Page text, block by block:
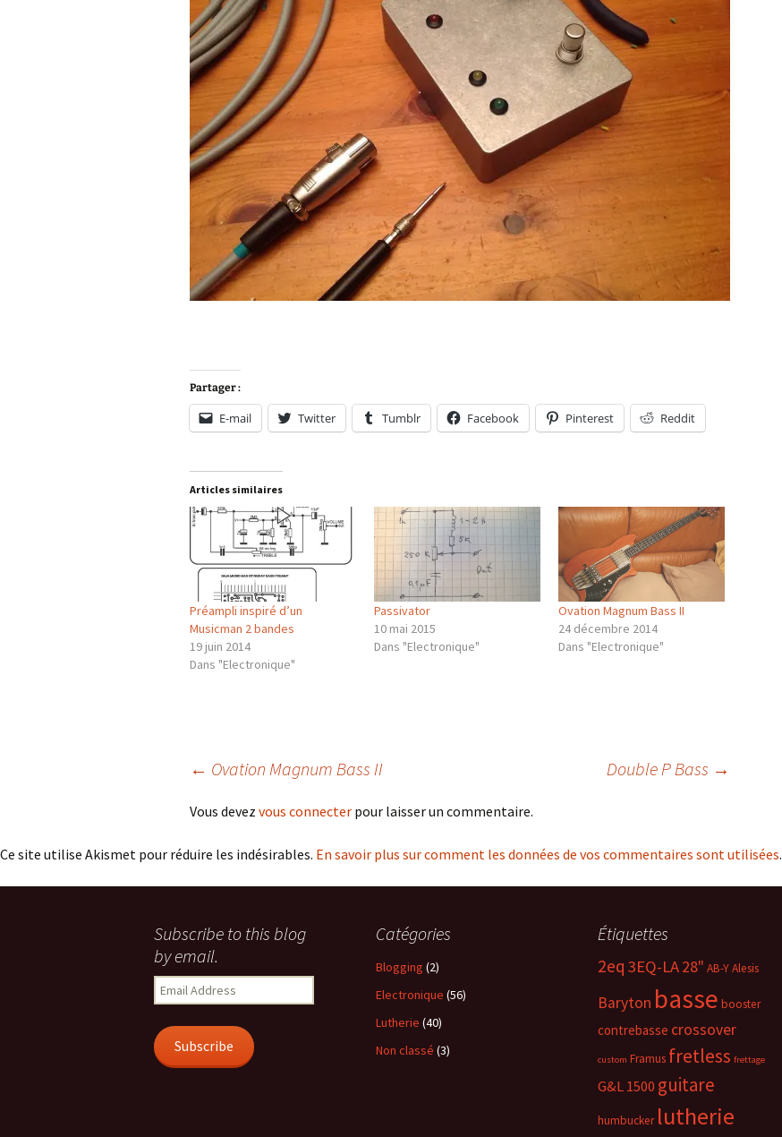
Partager :
E-mail Twitter Tumblr Facebook Pinterest Reddit
Articles similaires
Préampli inspiré d’un
Musicman 2 bandes
19 juin 2014
Dans "Electronique"
Passivator
10 mai 2015
Dans "Electronique"
Ovation Magnum Bass II
24 décembre 2014
Dans "Electronique"
Navigation
des
articles
← Ovation Magnum Bass II Double P Bass →
Vous devez vous connecter pour laisser un commentaire.
Ce site utilise Akismet pour réduire les indésirables. En savoir plus sur comment les données de vos commentaires sont utilisées.
Subscribe to this blog
by email.
Email
Address
Subscribe
Catégories
Blogging (2)
Electronique (56)
Lutherie (40)
Non classé (3)
Étiquettes
2eq 3EQ-LA28" AB-YAlesis
Baryton basse booster
contrebasse crossover
custom Framus fretless frettage
G&L 1500 guitare
humbucker lutherie